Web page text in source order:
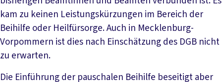
kam zu keinen Leistungskürzungen im Bereich der
Beihilfe oder Heilfürsorge. Auch in Mecklenburg-
Vorpommern ist dies nach Einschätzung des DGB nicht
zu erwarten.
Die Einführung der pauschalen Beihilfe beseitigt aber